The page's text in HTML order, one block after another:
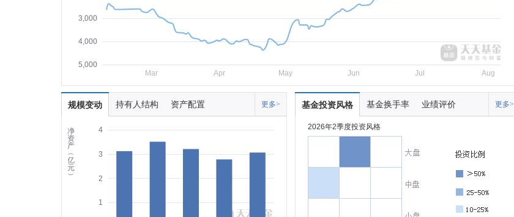
3,000
4,000
5,000
Mar
Apr May Jun Jul Aug
规模变动 持有人结构 资产配置 更多>
净
资
产
︵
亿
元
︶
1
2
3
4
基金投资风格 基金换手率 业绩评价 更多>
2026年2季度投资风格